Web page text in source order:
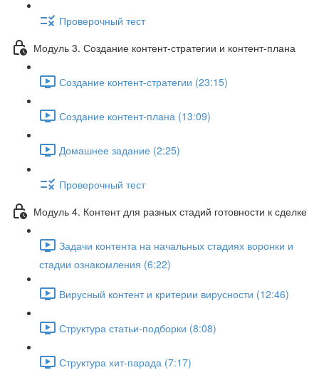
Проверочный тест
Модуль 3. Создание контент-стратегии и контент-плана
Создание контент-стратегии (23:15)
Создание контент-плана (13:09)
Домашнее задание (2:25)
Проверочный тест
Модуль 4. Контент для разных стадий готовности к сделке
Задачи контента на начальных стадиях воронки и
стадии ознакомления (6:22)
Вирусный контент и критерии вирусности (12:46)
Структура статьи-подборки (8:08)
Структура хит-парада (7:17)